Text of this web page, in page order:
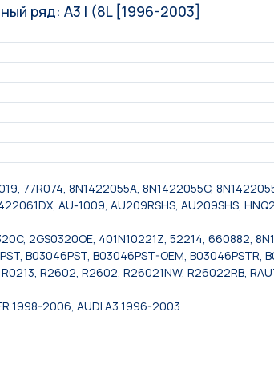
ряд: A3 I (8L [1996-2003]
77R074, 8N1422055A, 8N1422055C,
AU-1009, AU209RSHS, AU209SHS,
2GS0320OE, 401N10221Z, 52214, 660882,
B03046PST, B03046PST-OEM, B03046PSTR,
R2602, R2602, R26021NW, R26022RB,
1998-2006, AUDI A3 1996-2003